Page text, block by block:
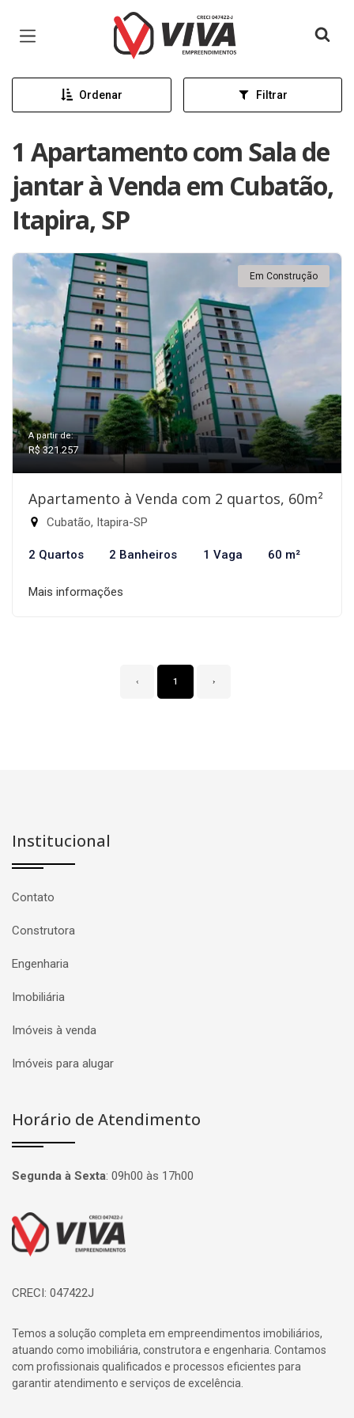
Página inicial
Ordenar Filtrar
1 Apartamento com Sala de
jantar à Venda em Cubatão,
Itapira, SP
Em Construção
A partir de:
R$ 321.257
Apartamento à Venda com 2 quartos, 60m²
Cubatão, Itapira-SP
2 Quartos 2 Banheiros 1 Vaga 60 m²
Mais informações
‹ 1 ›
Institucional
Contato
Construtora
Engenharia
Imobiliária
Imóveis à venda
Imóveis para alugar
Horário de Atendimento
Segunda à Sexta: 09h00 às 17h00
Página inicial
CRECI: 047422J
Temos a solução completa em empreendimentos imobiliários,
atuando como imobiliária, construtora e engenharia. Contamos
com profissionais qualificados e processos eficientes para
garantir atendimento e serviços de excelência.